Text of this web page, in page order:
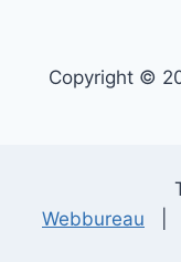
Copyright ©
Webbureau |